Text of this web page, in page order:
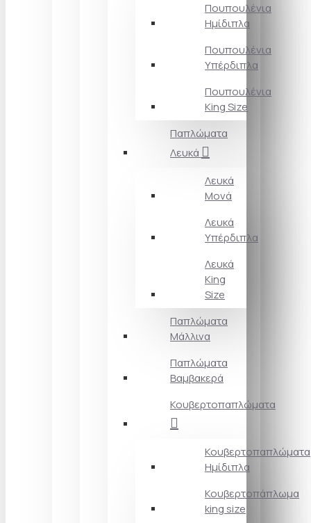
Πουπουλένια
Ημίδιπλα
Πουπουλένια
Υπέρδιπλα
Πουπουλένια
King Size
Παπλώματα
Λευκά
Λευκά
Μονά
Λευκά
Υπέρδιπλα
Λευκά
King
Size
Παπλώματα
Μάλλινα
Παπλώματα
Βαμβακερά
Κουβερτοπαπλώματα
Κουβερτοπαπλώματα
Ημίδιπλα
Κουβερτοπάπλωμα
king size